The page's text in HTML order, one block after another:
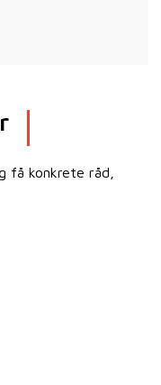
få konkrete råd,